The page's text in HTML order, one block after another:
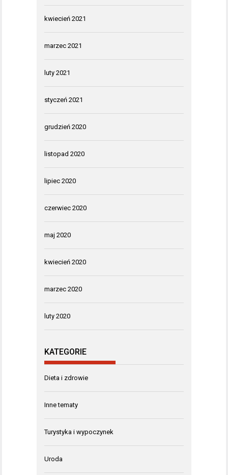
kwiecień 2021
marzec 2021
luty 2021
styczeń 2021
grudzień 2020
listopad 2020
lipiec 2020
czerwiec 2020
maj 2020
kwiecień 2020
marzec 2020
luty 2020
KATEGORIE
Dieta i zdrowie
Inne tematy
Turystyka i wypoczynek
Uroda